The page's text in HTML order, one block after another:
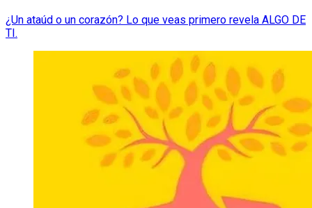
¿Un ataúd o un corazón? Lo que veas primero revela ALGO DE
TI.